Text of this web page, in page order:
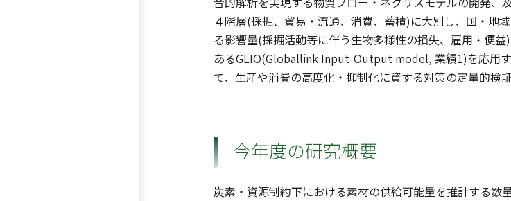
４階層(採掘、貿易・流通、消費、蓄積)に大別し、国・地
る影響量(採掘活動等に伴う生物多様性の損失、雇用・便
あるGLIO(Globallink Input-Output model, 業績1)を応用
て、生産や消費の高度化・抑制化に資する対策の定量的検
今年度の研究概要
炭素・資源制約下における素材の供給可能量を推計する